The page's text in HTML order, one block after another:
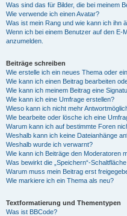
Was sind das für Bilder, die bei meinem
Wie verwende ich einen Avatar?
Was ist mein Rang und wie kann ich ihn
Wenn ich bei einem Benutzer auf den
anzumelden.
Beiträge schreiben
Wie erstelle ich ein neues Thema oder
Wie kann ich einen Beitrag bearbeiten
Wie kann ich meinem Beitrag eine
Wie kann ich eine Umfrage erstellen?
Wieso kann ich nicht mehr
Wie bearbeite oder lösche ich eine
Warum kann ich auf bestimmte Foren
Weshalb kann ich keine Dateianhänge
Weshalb wurde ich verwarnt?
Wie kann ich Beiträge den Moderatoren
Was bewirkt die „Speichern“-
Warum muss mein Beitrag erst
Wie markiere ich ein Thema als neu?
Textformatierung und Thementypen
Was ist BBCode?